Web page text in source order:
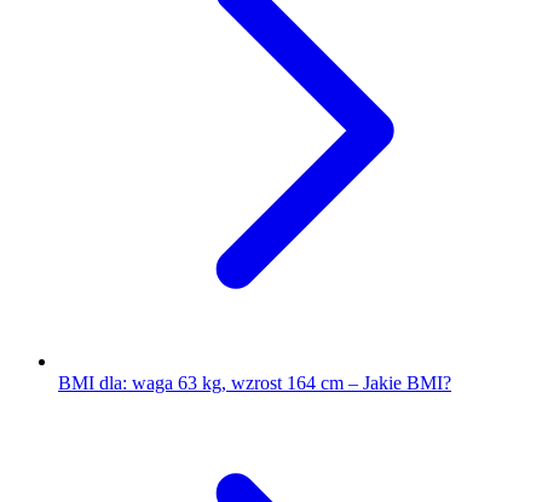
BMI dla: waga 63 kg, wzrost 164 cm – Jakie BMI?